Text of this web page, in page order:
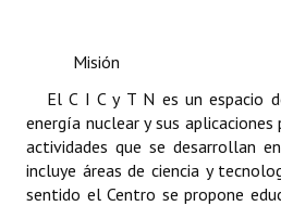
Misión
El C I C y T N es un espacio
energía nuclear y sus
actividades que se desarrollan
incluye áreas de ciencia y
sentido el Centro se propone